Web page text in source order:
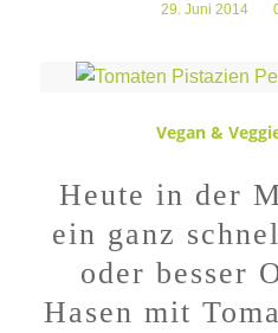
29. Juni 2014
/
Vegan &
Heute in der
ein ganz
oder besser
Hasen mit